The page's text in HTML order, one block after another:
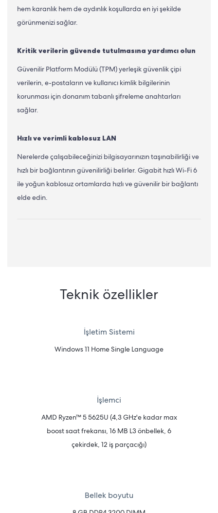
hem karanlık hem de aydınlık koşullarda en iyi şekilde
görünmenizi sağlar.
Kritik verilerin güvende tutulmasına yardımcı olun
Güvenilir Platform Modülü (TPM) yerleşik güvenlik çipi
verilerin, e-postaların ve kullanıcı kimlik bilgilerinin
korunması için donanım tabanlı şifreleme anahtarları
sağlar.
Hızlı ve verimli kablosuz LAN
Nerelerde çalışabileceğinizi bilgisayarınızın taşınabilirliği ve
hızlı bir bağlantının güvenilirliği belirler. Gigabit hızlı Wi-Fi 6
ile yoğun kablosuz ortamlarda hızlı ve güvenilir bir bağlantı
elde edin.
Teknik özellikler
İşletim Sistemi
Windows 11 Home Single Language
İşlemci
AMD Ryzen™ 5 5625U (4,3 GHz'e kadar max
boost saat frekansı, 16 MB L3 önbellek, 6
çekirdek, 12 iş parçacığı)
Bellek boyutu